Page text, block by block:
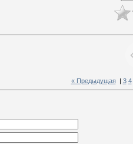
« Предыдущая| 3 4